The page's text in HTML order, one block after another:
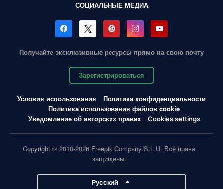
СОЦИАЛЬНЫЕ МЕДИА
Получайте эксклюзивные ресурсы прямо на свою почту
Зарегистрироваться
Условия использования
Политика конфиденциальности
Политика использования файлов cookie
Уведомление об авторских правах
Cookies settings
Copyright © 2010-2026 Freepik Company S.L.U. Все права
защищены.
Pусский